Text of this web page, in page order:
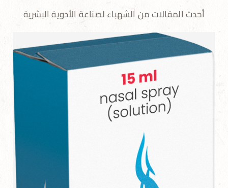
أحدث المقالات من الشهباء لصناعة الأدوية البشرية